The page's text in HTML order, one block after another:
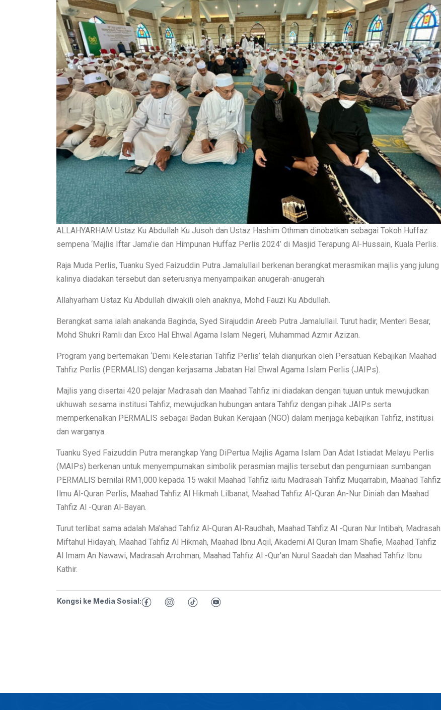
ALLAHYARHAM Ustaz Ku Abdullah Ku Jusoh dan Ustaz Hashim Othman dinobatkan sebagai Tokoh Huffaz
sempena ‘Majlis Iftar Jama’ie dan Himpunan Huffaz Perlis 2024’ di Masjid Terapung Al-Hussain, Kuala Perlis.
Raja Muda Perlis, Tuanku Syed Faizuddin Putra Jamalullail berkenan berangkat merasmikan majlis yang julung
kalinya diadakan tersebut dan seterusnya menyampaikan anugerah-anugerah.
Allahyarham Ustaz Ku Abdullah diwakili oleh anaknya, Mohd Fauzi Ku Abdullah.
Berangkat sama ialah anakanda Baginda, Syed Sirajuddin Areeb Putra Jamalullail. Turut hadir, Menteri Besar,
Mohd Shukri Ramli dan Exco Hal Ehwal Agama Islam Negeri, Muhammad Azmir Azizan.
Program yang bertemakan ‘Demi Kelestarian Tahfiz Perlis’ telah dianjurkan oleh Persatuan Kebajikan Maahad
Tahfiz Perlis (PERMALIS) dengan kerjasama Jabatan Hal Ehwal Agama Islam Perlis (JAIPs).
Majlis yang disertai 420 pelajar Madrasah dan Maahad Tahfiz ini diadakan dengan tujuan untuk mewujudkan
ukhuwah sesama institusi Tahfiz, mewujudkan hubungan antara Tahfiz dengan pihak JAIPs serta
memperkenalkan PERMALIS sebagai Badan Bukan Kerajaan (NGO) dalam menjaga kebajikan Tahfiz, institusi
dan warganya.
Tuanku Syed Faizuddin Putra merangkap Yang DiPertua Majlis Agama Islam Dan Adat Istiadat Melayu Perlis
(MAIPs) berkenan untuk menyempurnakan simbolik perasmian majlis tersebut dan pengurniaan sumbangan
PERMALIS bernilai RM1,000 kepada 15 wakil Maahad Tahfiz iaitu Madrasah Tahfiz Muqarrabin, Maahad Tahfiz
Ilmu Al-Quran Perlis, Maahad Tahfiz Al Hikmah Lilbanat, Maahad Tahfiz Al-Quran An-Nur Diniah dan Maahad
Tahfiz Al -Quran Al-Bayan.
Turut terlibat sama adalah Ma’ahad Tahfiz Al-Quran Al-Raudhah, Maahad Tahfiz Al -Quran Nur Intibah, Madrasah
Miftahul Hidayah, Maahad Tahfiz Al Hikmah, Maahad Ibnu Aqil, Akademi Al Quran Imam Shafie, Maahad Tahfiz
Al Imam An Nawawi, Madrasah Arrohman, Maahad Tahfiz Al -Qur’an Nurul Saadah dan Maahad Tahfiz Ibnu
Kathir.
Kongsi ke Media Sosial: